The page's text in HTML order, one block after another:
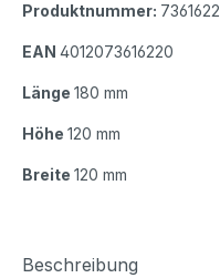
Produktnummer: 7361622
EAN 4012073616220
Länge 180 mm
Höhe 120 mm
Breite 120 mm
Beschreibung